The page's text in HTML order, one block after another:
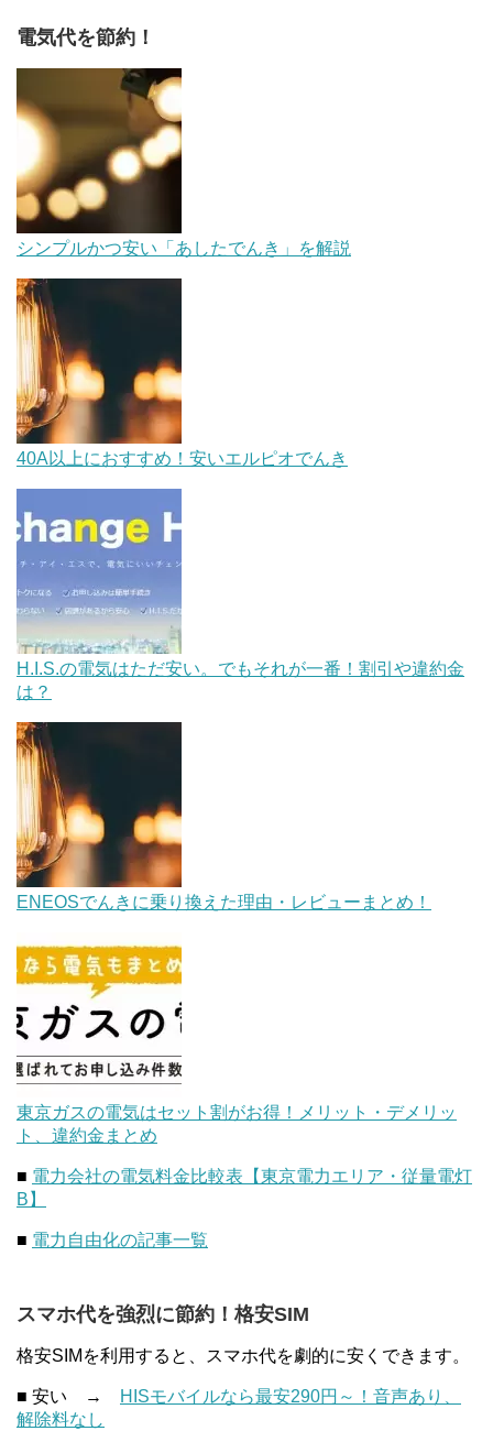
電気代を節約！
シンプルかつ安い「あしたでんき」を解説
40A以上におすすめ！安いエルピオでんき
H.I.S.の電気はただ安い。でもそれが一番！割引や違約金
は？
ENEOSでんきに乗り換えた理由・レビューまとめ！
東京ガスの電気はセット割がお得！メリット・デメリッ
ト、違約金まとめ
■ 電力会社の電気料金比較表【東京電力エリア・従量電灯
B】
■ 電力自由化の記事一覧
スマホ代を強烈に節約！格安SIM
格安SIMを利用すると、スマホ代を劇的に安くできます。
■ 安い →
HISモバイルなら最安290円～！音声あり、
解除料なし